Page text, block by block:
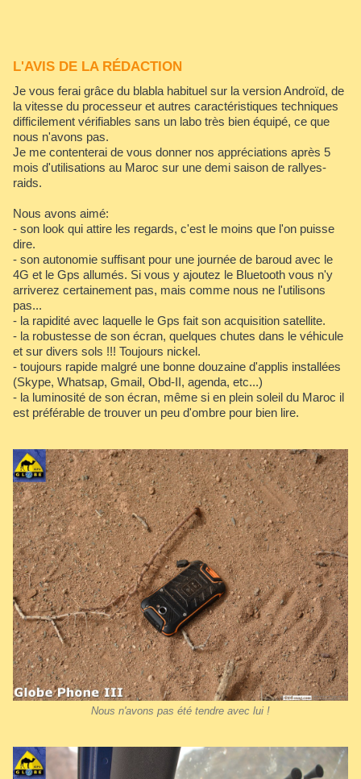
L'AVIS DE LA RÉDACTION
Je vous ferai grâce du blabla habituel sur la version Androïd, de
la vitesse du processeur et autres caractéristiques techniques
difficilement vérifiables sans un labo très bien équipé, ce que
nous n'avons pas.
Je me contenterai de vous donner nos appréciations après 5
mois d'utilisations au Maroc sur une demi saison de rallyes-
raids.
Nous avons aimé:
- son look qui attire les regards, c'est le moins que l'on puisse
dire.
- son autonomie suffisant pour une journée de baroud avec le
4G et le Gps allumés. Si vous y ajoutez le Bluetooth vous n'y
arriverez certainement pas, mais comme nous ne l'utilisons
pas...
- la rapidité avec laquelle le Gps fait son acquisition satellite.
- la robustesse de son écran, quelques chutes dans le véhicule
et sur divers sols !!! Toujours nickel.
- toujours rapide malgré une bonne douzaine d'applis installées
(Skype, Whatsap, Gmail, Obd-II, agenda, etc...)
- la luminosité de son écran, même si en plein soleil du Maroc il
est préférable de trouver un peu d'ombre pour bien lire.
Nous n'avons pas été tendre avec lui !